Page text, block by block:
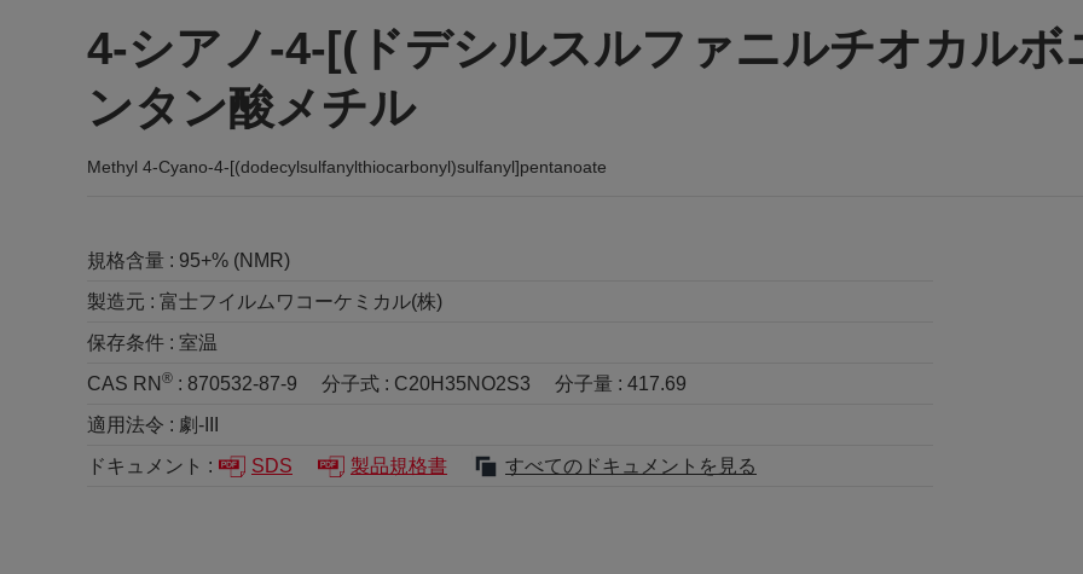
4-シアノ-4-[(ドデシルスルファニルチオカル
ンタン酸メチル
Methyl 4-Cyano-4-[(dodecylsulfanylthiocarbonyl)sulfanyl]pentanoate
規格含量 : 95+% (NMR)
製造元 : 富士フイルムワコーケミカル(株)
保存条件 : 室温
CAS RN ® : 870532-87-9 分子式 : C20H35NO2S3 分子量 : 417.69
適用法令 : 劇-III
ドキュメント :
SDS 製品規格書 すべてのドキュメントを見る